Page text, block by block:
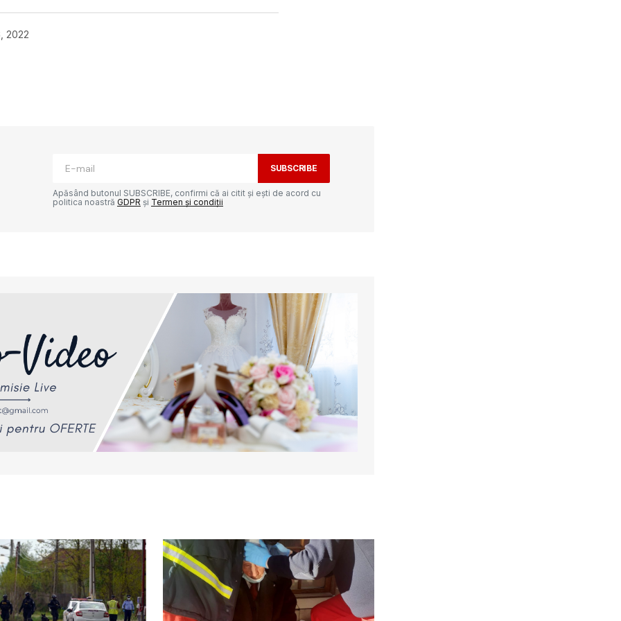
2022
SUBSCRIBE
Apăsând butonul SUBSCRIBE, confirmi că ai citit și ești de acord cu
politica noastră GDPR și Termen și condiții